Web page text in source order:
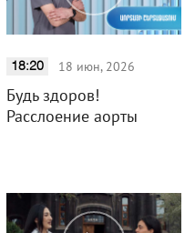
18:20 18 июн, 2026
Будь здоров!
Расслоение аорты